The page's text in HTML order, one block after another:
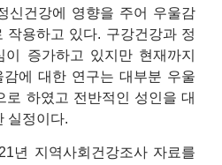
신건강에 영향을 주어 우울감
작용하고 있다. 구강건강과 정
증가하고 있지만 현재까지
감에 대한 연구는 대부분 우울
로 하였고 전반적인 성인을 대
실정이다.
년 지역사회건강조사 자료를